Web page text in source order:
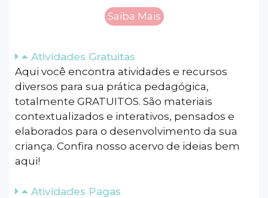
Saiba Mais
Atividades Gratuitas
Aqui você encontra atividades e recursos
diversos para sua prática pedagógica,
totalmente GRATUITOS. São materiais
contextualizados e interativos, pensados e
elaborados para o desenvolvimento da sua
criança. Confira nosso acervo de ideias bem
aqui!
Atividades Pagas